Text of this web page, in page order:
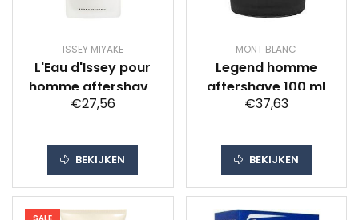
ISSEY MIYAKE
L'Eau d'Issey pour
homme aftershave
balm 100 ml
€27,56
BEKIJKEN
MONT BLANC
Legend homme
aftershave 100 ml
€37,63
BEKIJKEN
SALE